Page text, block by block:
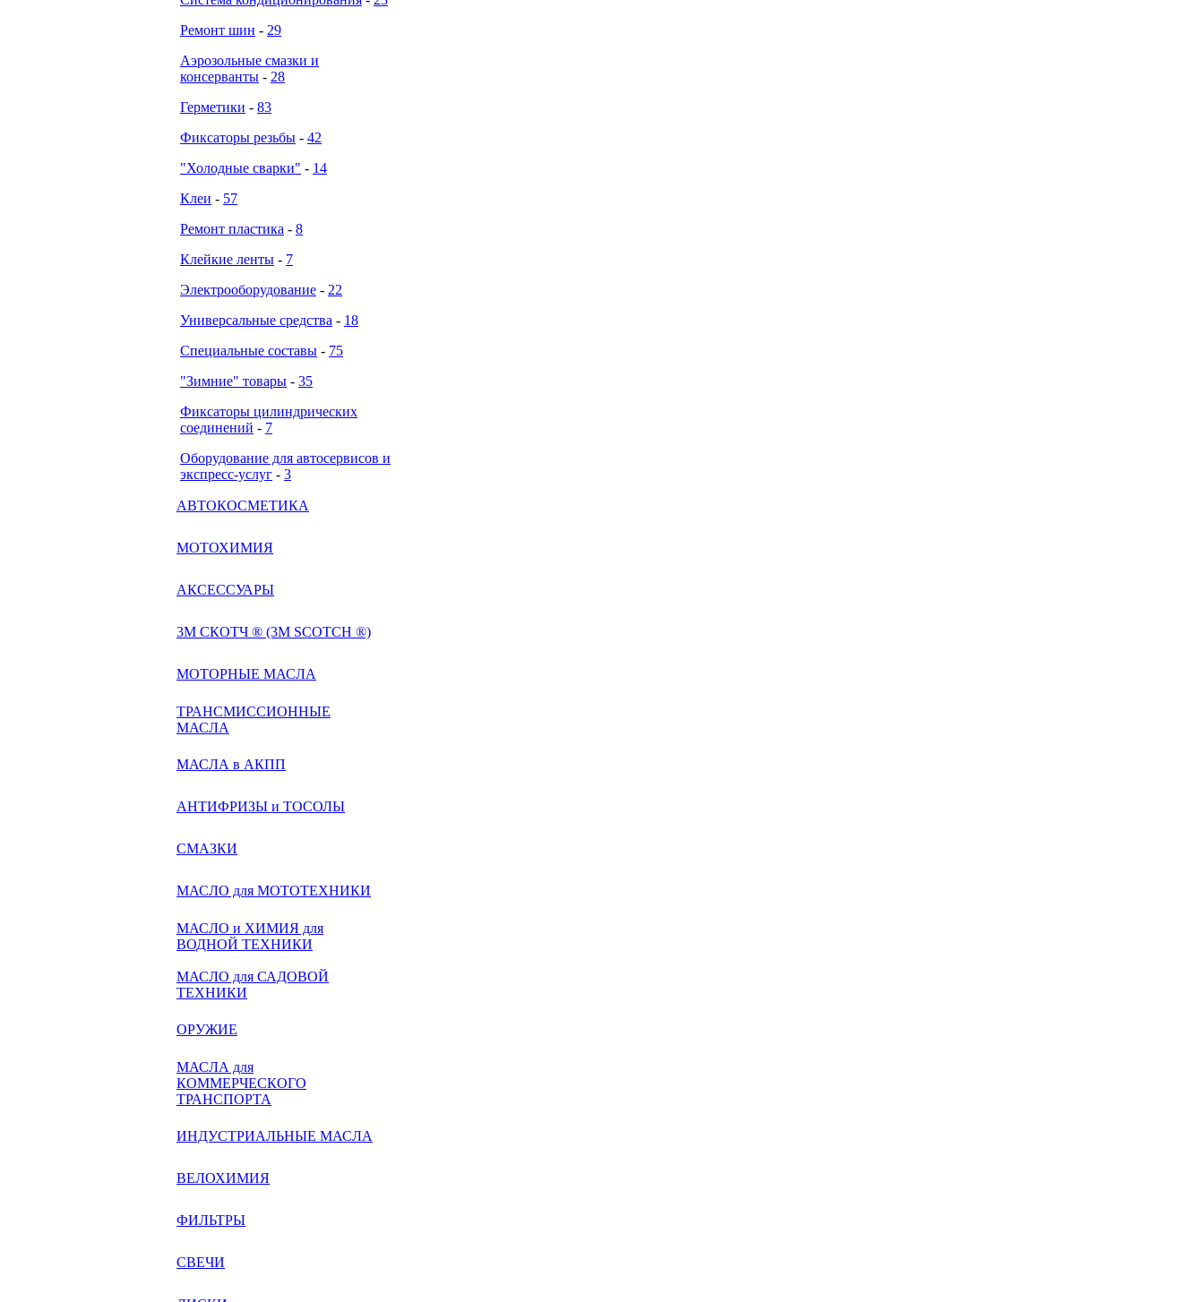
Ремонт шин - 29
Аэрозольные смазки и
консерванты - 28
Герметики - 83
Фиксаторы резьбы - 42
"Холодные сварки" - 14
Клеи - 57
Ремонт пластика - 8
Клейкие ленты - 7
Электрооборудование - 22
Универсальные средства - 18
Специальные составы - 75
"Зимние" товары - 35
Фиксаторы цилиндрических
соединений - 7
Оборудование для автосервисов и
экспресс-услуг - 3
АВТОКОСМЕТИКА
МОТОХИМИЯ
АКСЕССУАРЫ
3М СКОТЧ ® (3M SCOTCH ®)
МОТОРНЫЕ МАСЛА
ТРАНСМИССИОННЫЕ
МАСЛА
МАСЛА в АКПП
АНТИФРИЗЫ и ТОСОЛЫ
СМАЗКИ
МАСЛО для МОТОТЕХНИКИ
МАСЛО и ХИМИЯ для
ВОДНОЙ ТЕХНИКИ
МАСЛО для САДОВОЙ
ТЕХНИКИ
ОРУЖИЕ
МАСЛА для
КОММЕРЧЕСКОГО
ТРАНСПОРТА
ИНДУСТРИАЛЬНЫЕ МАСЛА
ВЕЛОХИМИЯ
ФИЛЬТРЫ
СВЕЧИ